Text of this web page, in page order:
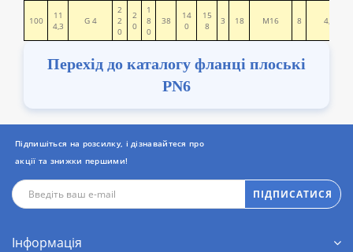
100
11
4,3
G 4
2
2
0
2
0
1
8
0
38
14
0
15
8
3 18 М16 8 4,47
Перехід до каталогу фланці плоські
PN6
Підпишіться на розсилку, і дізнавайтеся про
акції та знижки першими!
ПІДПИСАТИСЯ
Інформація